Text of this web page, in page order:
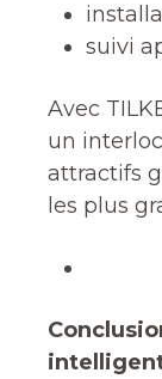
suivi
Avec
un
attractifs
les plus